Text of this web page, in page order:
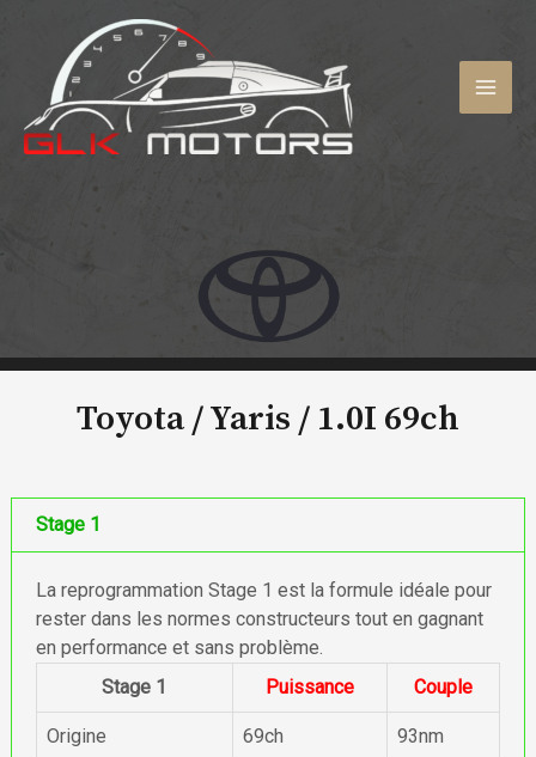
contenu
Toyota / Yaris / 1.0I 69ch
Stage 1
La reprogrammation Stage 1 est la formule idéale pour
rester dans les normes constructeurs tout en gagnant
en performance et sans problème.
Stage 1
Puissance Couple
Origine 69ch 93nm